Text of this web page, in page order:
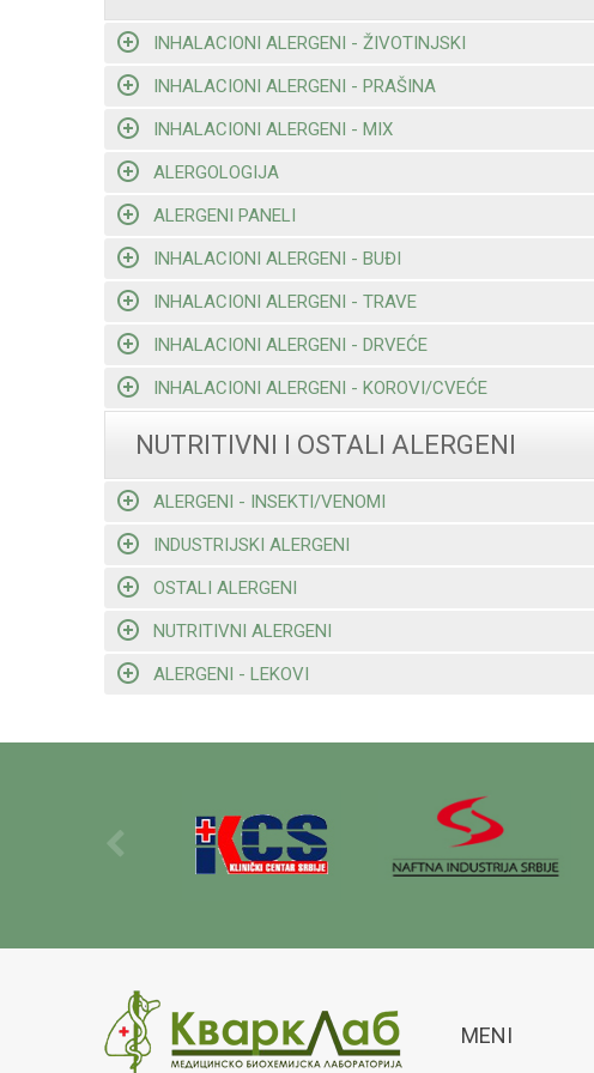
INHALACIONI ALERGENI - ŽIVOTINJSKI
INHALACIONI ALERGENI - PRAŠINA
INHALACIONI ALERGENI - MIX
ALERGOLOGIJA
ALERGENI PANELI
INHALACIONI ALERGENI - BUĐI
INHALACIONI ALERGENI - TRAVE
INHALACIONI ALERGENI - DRVEĆE
INHALACIONI ALERGENI - KOROVI/CVEĆE
NUTRITIVNI I OSTALI ALERGENI
ALERGENI - INSEKTI/VENOMI
INDUSTRIJSKI ALERGENI
OSTALI ALERGENI
NUTRITIVNI ALERGENI
ALERGENI - LEKOVI
MENI